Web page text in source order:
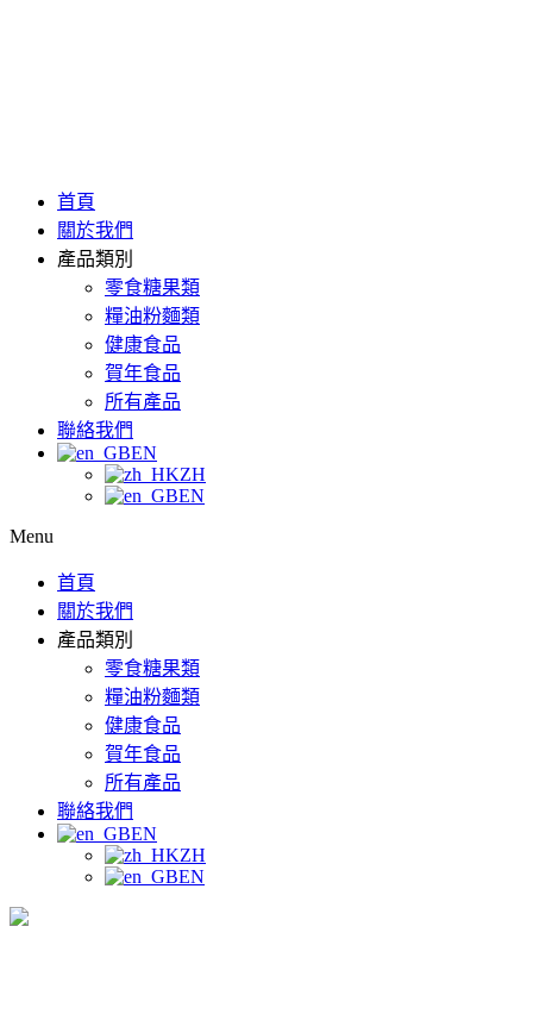
首頁
關於我們
產品類別
零食糖果類
糧油粉麵類
健康食品
賀年食品
所有產品
聯絡我們
EN
ZH
EN
Menu
首頁
關於我們
產品類別
零食糖果類
糧油粉麵類
健康食品
賀年食品
所有產品
聯絡我們
EN
ZH
EN